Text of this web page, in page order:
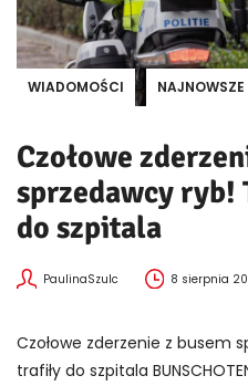
WIADOMOŚCI NAJNOWSZE
Czołowe
sprzedawcy ryb!
do szpitala
PaulinaSzulc 8 sierpnia
Czołowe zderzenie z busem
trafiły do szpitala